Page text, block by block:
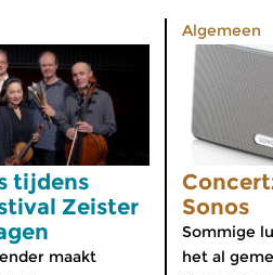
tijdens
Zeister
maakt
Algemeen
Sonos
Sommige
het al